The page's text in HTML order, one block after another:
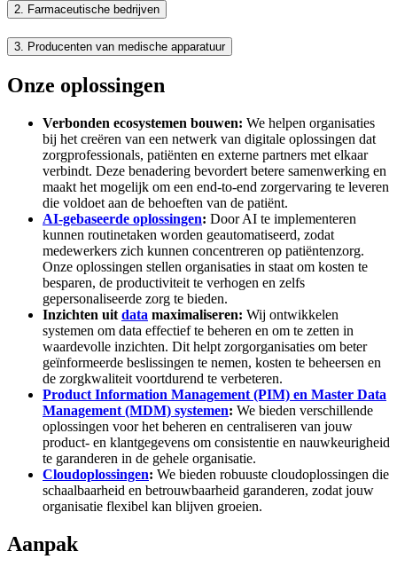
2. Farmaceutische bedrijven
3. Producenten van medische apparatuur
Onze oplossingen
Verbonden ecosystemen bouwen: We helpen organisaties
bij het creëren van een netwerk van digitale oplossingen dat
zorgprofessionals, patiënten en externe partners met elkaar
verbindt. Deze benadering bevordert betere samenwerking en
maakt het mogelijk om een end-to-end zorgervaring te leveren
die voldoet aan de behoeften van de patiënt.
AI-gebaseerde oplossingen: Door AI te implementeren
kunnen routinetaken worden geautomatiseerd, zodat
medewerkers zich kunnen concentreren op patiëntenzorg.
Onze oplossingen stellen organisaties in staat om kosten te
besparen, de productiviteit te verhogen en zelfs
gepersonaliseerde zorg te bieden.
Inzichten uit data maximaliseren: Wij ontwikkelen
systemen om data effectief te beheren en om te zetten in
waardevolle inzichten. Dit helpt zorgorganisaties om beter
geïnformeerde beslissingen te nemen, kosten te beheersen en
de zorgkwaliteit voortdurend te verbeteren.
Product Information Management (PIM) en Master Data
Management (MDM) systemen: We bieden verschillende
oplossingen voor het beheren en centraliseren van jouw
product- en klantgegevens om consistentie en nauwkeurigheid
te garanderen in de gehele organisatie.
Cloudoplossingen: We bieden robuuste cloudoplossingen die
schaalbaarheid en betrouwbaarheid garanderen, zodat jouw
organisatie flexibel kan blijven groeien.
Aanpak